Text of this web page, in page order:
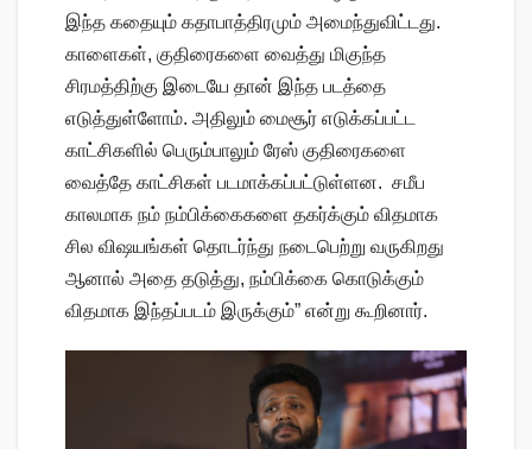
இந்த கதையும் கதாபாத்திரமும் அமைந்துவிட்டது.
காளைகள், குதிரைகளை வைத்து மிகுந்த
சிரமத்திற்கு இடையே தான் இந்த படத்தை
எடுத்துள்ளோம். அதிலும் மைசூர் எடுக்கப்பட்ட
காட்சிகளில் பெரும்பாலும் ரேஸ் குதிரைகளை
வைத்தே காட்சிகள் படமாக்கப்பட்டுள்ளன. சமீப
காலமாக நம் நம்பிக்கைகளை தகர்க்கும் விதமாக
சில விஷயங்கள் தொடர்ந்து நடைபெற்று வருகிறது
ஆனால் அதை தடுத்து, நம்பிக்கை கொடுக்கும்
விதமாக இந்தப்படம் இருக்கும்” என்று கூறினார்.